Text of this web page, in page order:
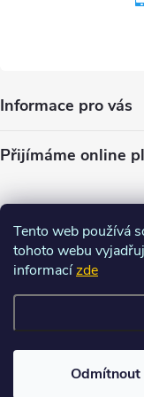
Tento web používá
tohoto webu
informacízde
Odmítnout
Informace pro vás
Přijímáme online